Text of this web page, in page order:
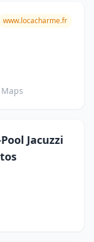
www.locacharme.fr
Jacuzzi